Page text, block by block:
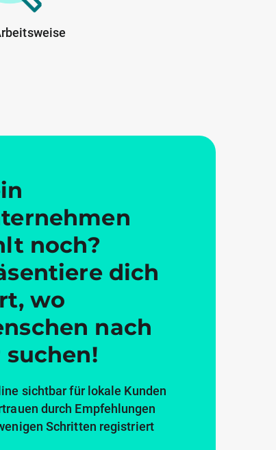
noch?
dich
wo
nach
suchen!
sichtbar für lokale Kunden
durch Empfehlungen
Schritten registriert